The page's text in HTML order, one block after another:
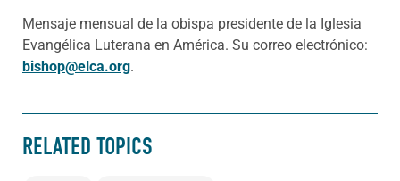
Mensaje mensual de la obispa presidente de la Iglesia
Evangélica Luterana en América. Su correo electrónico:
bishop@elca.org.
RELATED TOPICS